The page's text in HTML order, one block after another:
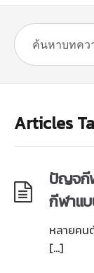
Articles
ปัญจกี
กีฬาแ
หลายคน
[…]